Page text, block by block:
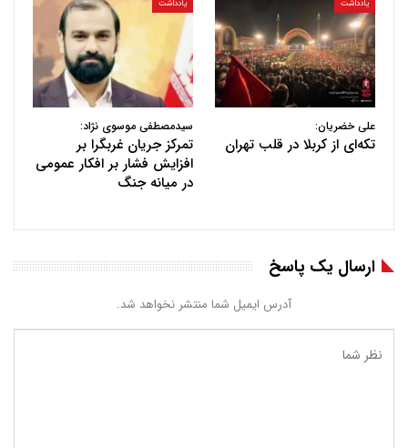
یادداشت
علی خضریان:
تکه‌ای از کربلا در قلب تهران
یادداشت
سیدمصطفی موسوی نژاد:
تمرکز جریان غربگرا بر
افزایش فشار بر افکار عمومی
در میانه جنگ
ارسال یک پاسخ
آدرس ایمیل شما منتشر نخواهد شد.